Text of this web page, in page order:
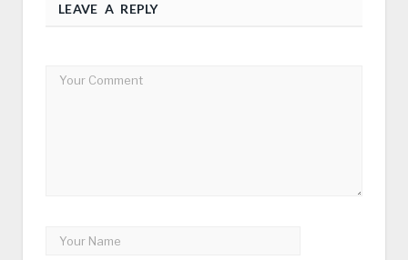
LEAVE A REPLY